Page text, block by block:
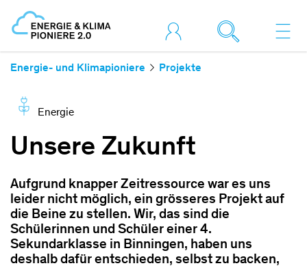
Energie- und Klimapioniere Projekte
Energie
Unsere Zukunft
Aufgrund knapper Zeitressource war es uns
leider nicht möglich, ein grösseres Projekt auf
die Beine zu stellen. Wir, das sind die
Schülerinnen und Schüler einer 4.
Sekundarklasse in Binningen, haben uns
deshalb dafür entschieden, selbst zu backen,